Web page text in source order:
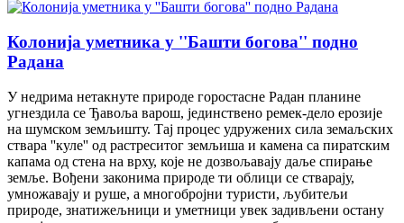
Колонија уметника у ''Башти богова'' подно
Радана
У недрима нетакнуте природе горостасне Радан планине
угнездила се Ђавоља варош, јединствено ремек-дело ерозије
на шумском земљишту. Тај процес удружених сила земаљских
ствара ''куле'' од растреситог земљиша и камена са пиратским
капама од стена на врху, које не дозвољавају даље спирање
земље. Вођени законима природе ти облици се стварају,
умножавају и руше, а многобројни туристи, љубитељи
природе, знатижељници и уметници увек задивљени остану